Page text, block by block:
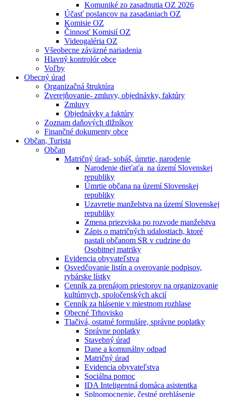
Komuniké zo zasadnutia OZ 2026
Účasť poslancov na zasadaniach OZ
Komisie OZ
Činnosť Komisií OZ
Videogaléria OZ
Všeobecne záväzné nariadenia
Hlavný kontrolór obce
Voľby
Obecný úrad
Organizačná štruktúra
Zverejňovanie- zmluvy, objednávky, faktúry
Zmluvy
Objednávky a faktúry
Zoznam daňových dlžníkov
Finančné dokumenty obce
Občan, Turista
Občan
Matričný úrad- sobáš, úmrtie, narodenie
Narodenie dieťaťa na území Slovenskej
republiky
Úmrtie občana na území Slovenskej
republiky
Uzavretie manželstva na území Slovenskej
republiky
Zmena priezviska po rozvode manželstva
Zápis o matričných udalostiach, ktoré
nastali občanom SR v cudzine do
Osobitnej matriky
Evidencia obyvateľstva
Osvedčovanie listín a overovanie podpisov,
rybárske lístky
Cenník za prenájom priestorov na organizovanie
kultúrnych, spoločenských akcií
Cenník za hlásenie v miestnom rozhlase
Obecné Trhovisko
Tlačivá, ostatné formuláre, správne poplatky
Správne poplatky
Stavebný úrad
Dane a komunálny odpad
Matričný úrad
Evidencia obyvateľstva
Sociálna pomoc
IDA Inteligentná domáca asistentka
Splnomocnenie, čestné prehlásenie